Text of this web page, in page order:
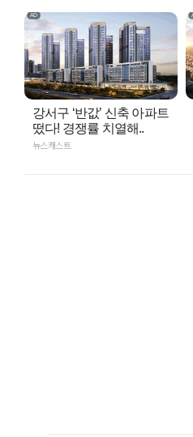
강서구 ‘반값’ 신축 아파트
떴다! 경쟁률 치열해..
뉴스캐스트